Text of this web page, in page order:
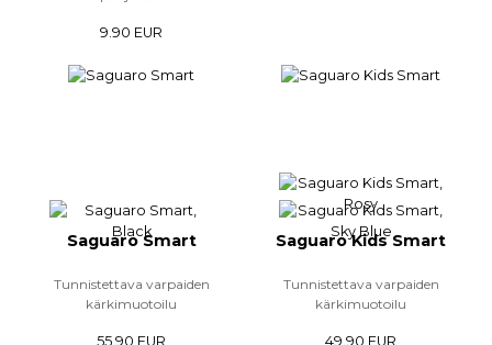
9.90 EUR
Saguaro Smart
Tunnistettava varpaiden
kärkimuotoilu
55.90 EUR
Saguaro Kids Smart
Tunnistettava varpaiden
kärkimuotoilu
49.90 EUR